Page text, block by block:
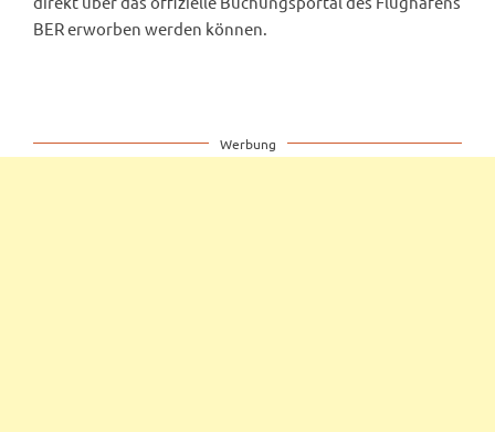
BER erworben werden können.
Werbung